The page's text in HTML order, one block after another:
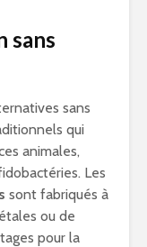
sans
sans
qui
animales,
Les
sont fabriqués à
ou de
pour la